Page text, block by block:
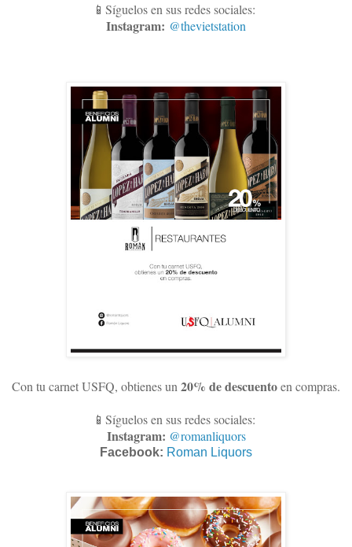
📱Síguelos en sus redes sociales:
Instagram: @thevietstation
Con tu carnet USFQ, obtienes un20% de descuentoen compras.
📱Síguelos en sus redes sociales:
Instagram: @romanliquors
Facebook: Roman Liquors